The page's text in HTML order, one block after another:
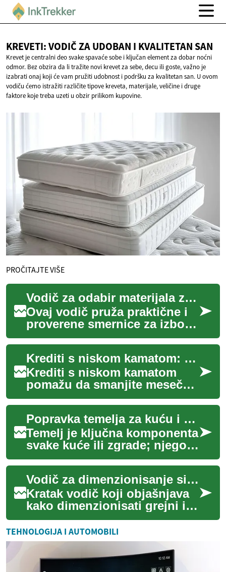
KREVETI: VODIČ ZA UDOBAN I KVALITETAN SAN
Krevet je centralni deo svake spavaće sobe i ključan element za dobar noćni
odmor. Bez obzira da li tražite novi krevet za sebe, decu ili goste, važno je
izabrati onaj koji će vam pružiti udobnost i podršku za kvalitetan san. U ovom
vodiču ćemo istražiti različite tipove kreveta, materijale, veličine i druge
faktore koje treba uzeti u obzir prilikom kupovine.
PROČITAJTE VIŠE
Vodič za odabir materijala za vanjska igrališta
Ovaj vodič pruža praktične i
proverene smernice za izbor
materijala za vanjska igrališta,
sa fokusom na sigurnost,
od...
Krediti s niskom kamatom: vodič za povoljno zaduživanje
Krediti s niskom kamatom
pomažu da smanjite mesečne
obaveze i ukupan trošak
zaduživanja — od stambenih i
auto kredita...
Popravka temelja za kuću i zgrade: vodič za gradnju i sanaciju
Temelj je ključna komponenta
svake kuće ili zgrade; njegova
stabilnost utiče na sigurnost,
vrednost i trajnost objekt...
Vodič za dimenzionisanje sistema prema potrebama doma
Kratak vodič koji objašnjava
kako dimenzionisati grejni i
rashladni sistem zasnovan na
pumpama toplote za potrebe
dom...
TEHNOLOGIJA I AUTOMOBILI